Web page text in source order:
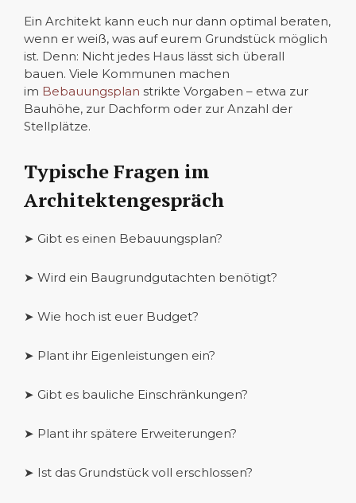
Ein Architekt kann euch nur dann optimal beraten,
wenn er weiß, was auf eurem Grundstück möglich
ist. Denn: Nicht jedes Haus lässt sich überall
bauen. Viele Kommunen machen
im Bebauungsplan strikte Vorgaben – etwa zur
Bauhöhe, zur Dachform oder zur Anzahl der
Stellplätze.
Typische Fragen im
Architektengespräch
➤ Gibt es einen Bebauungsplan?
➤ Wird ein Baugrundgutachten benötigt?
➤ Wie hoch ist euer Budget?
➤ Plant ihr Eigenleistungen ein?
➤ Gibt es bauliche Einschränkungen?
➤ Plant ihr spätere Erweiterungen?
➤ Ist das Grundstück voll erschlossen?